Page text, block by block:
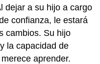
dejar a su hijo a cargo
confianza, le estará
cambios. Su hijo
la capacidad de
aprender.